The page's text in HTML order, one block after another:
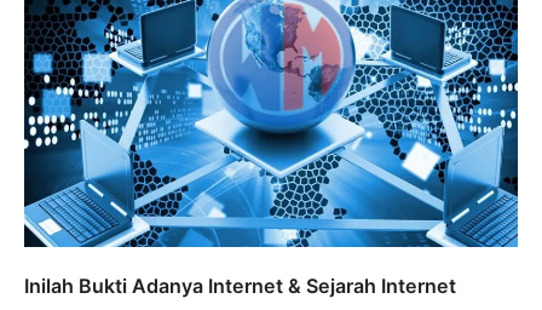
Inilah Bukti Adanya Internet & Sejarah Internet